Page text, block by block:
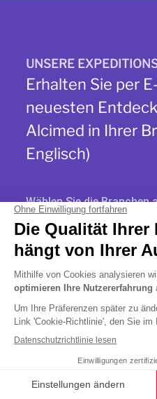
UNSERE
Erhalten Sie per
neuesten
Alcimed in Ihrer
Englisch)
Wählen Sie die Branchen
interessieren
Keine Liste ausgewählt
Ich bin damit